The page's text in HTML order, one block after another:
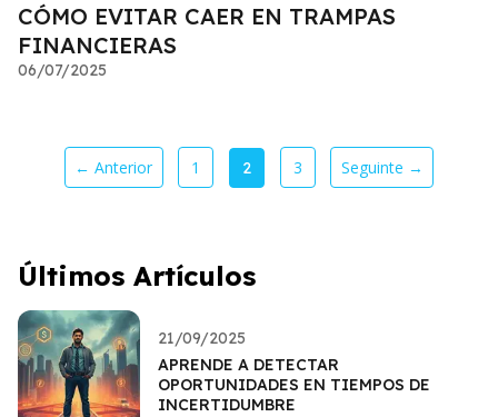
CÓMO EVITAR CAER EN TRAMPAS
FINANCIERAS
06/07/2025
← Anterior 1 2 3 Seguinte →
Últimos Artículos
21/09/2025
APRENDE A DETECTAR
OPORTUNIDADES EN TIEMPOS DE
INCERTIDUMBRE